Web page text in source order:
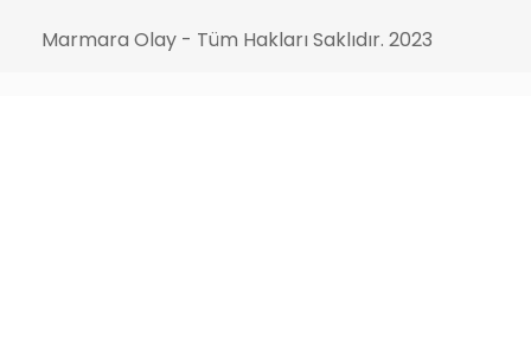
Marmara Olay - Tüm Hakları Saklıdır. 2023